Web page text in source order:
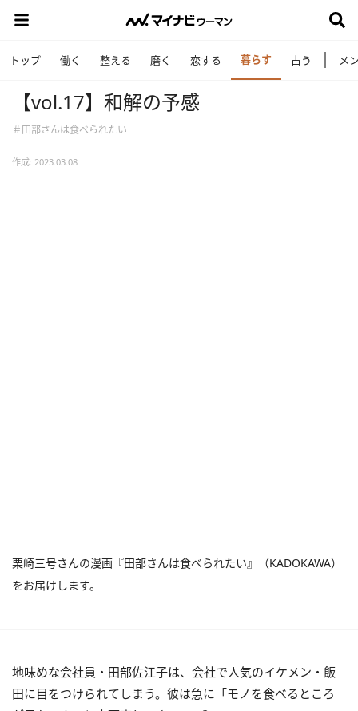
トップ 働く 整える 磨く 恋する 暮らす 占う メ
【vol.17】和解の予感
＃田部さんは食べられたい
作成: 2023.03.08
栗崎三号さんの漫画『田部さんは食べられたい』（KADOKAWA）
をお届けします。
地味めな会社員・田部佐江子は、会社で人気のイケメン・飯
田に目をつけられてしまう。彼は急に「モノを食べるところ